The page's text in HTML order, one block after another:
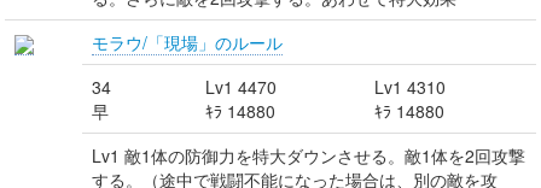
モラウ/「現場」のルール
34
早
Lv1 4470
ｷﾗ 14880
Lv1 4310
ｷﾗ 14880
Lv1 敵1体の防御力を特大ダウンさせる。敵1体を2回攻撃
する。（途中で戦闘不能になった場合は、別の敵を攻